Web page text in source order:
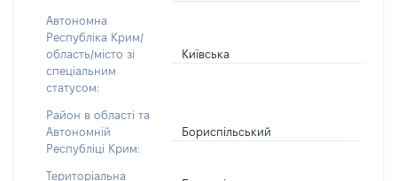
Автономна
Республіка Крим/
область/місто зі
спеціальним
статусом:
Київська
Район в області та
Автономній
Республіці Крим:
Бориспільський
Територіальна